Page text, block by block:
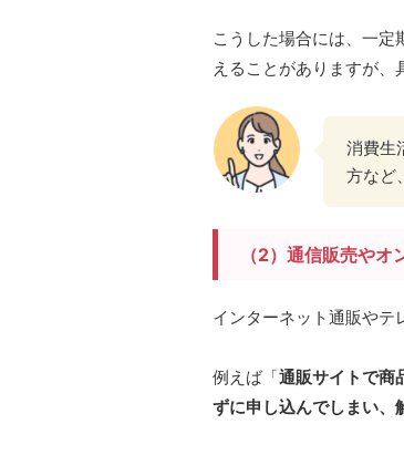
こうした場合には、一定
えることがありますが、
消費生
方など
（2）通信販売や
インターネット通販やテ
例えば「通販サイトで商
ずに申し込んでしまい、